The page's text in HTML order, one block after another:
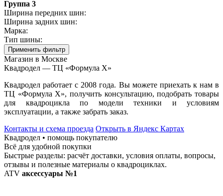
Группа 3
Ширина передних шин:
Ширина задних шин:
Марка:
Тип шины:
Применить фильтр
Магазин в Москве
Квадродел — ТЦ «Формула Х»
Квадродел работает с 2008 года. Вы можете приехать к нам в
ТЦ «Формула Х», получить консультацию, подобрать товары
для квадроцикла по модели техники и условиям
эксплуатации, а также забрать заказ.
Контакты и схема проезда Открыть в Яндекс Картах
Квадродел • помощь покупателю
Всё для удобной покупки
Быстрые разделы: расчёт доставки, условия оплаты, вопросы,
отзывы и полезные материалы о квадроциклах.
ATV аксессуары №1